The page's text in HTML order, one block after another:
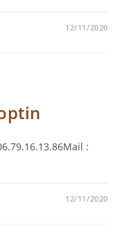
12/11/2020
:
12/11/2020